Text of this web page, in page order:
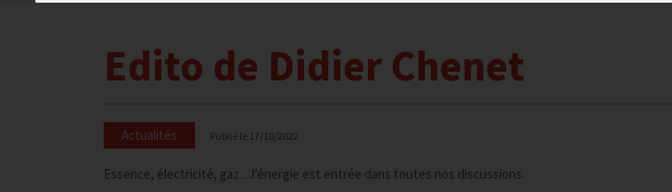
Edito de Didier Chenet
Actualités Publié le 17/10/2022
Essence, électricité, gaz…l’énergie est entrée dans toutes nos discussions.